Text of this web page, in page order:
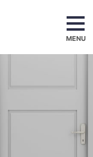
MENU